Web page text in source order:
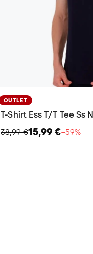
OUTLET
T-Shirt Ess T/T Tee Ss
38,99 €15,99 €−59%